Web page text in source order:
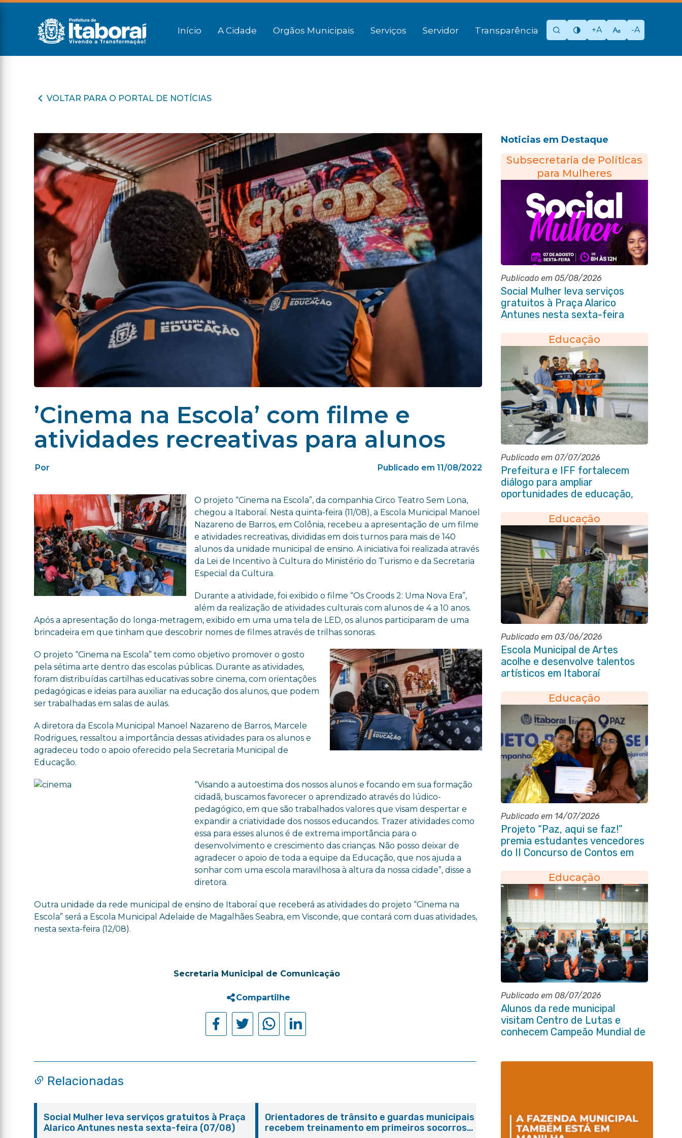
Início A Cidade Orgãos Municipais Serviços Servidor Transparência +A -A
VOLTAR PARA O PORTAL DE NOTÍCIAS
’Cinema na Escola’ com filme e
atividades recreativas para alunos
Por Publicado em 11/08/2022
O projeto “Cinema na Escola”, da companhia Circo Teatro Sem Lona,
chegou a Itaboraí. Nesta quinta-feira (11/08), a Escola Municipal Manoel
Nazareno de Barros, em Colônia, recebeu a apresentação de um filme
e atividades recreativas, divididas em dois turnos para mais de 140
alunos da unidade municipal de ensino. A iniciativa foi realizada através
da Lei de Incentivo à Cultura do Ministério do Turismo e da Secretaria
Especial da Cultura.
Durante a atividade, foi exibido o filme “Os Croods 2: Uma Nova Era”,
além da realização de atividades culturais com alunos de 4 a 10 anos.
Após a apresentação do longa-metragem, exibido em uma uma tela de LED, os alunos participaram de uma
brincadeira em que tinham que descobrir nomes de filmes através de trilhas sonoras.
O projeto “Cinema na Escola” tem como objetivo promover o gosto
pela sétima arte dentro das escolas públicas. Durante as atividades,
foram distribuídas cartilhas educativas sobre cinema, com orientações
pedagógicas e ideias para auxiliar na educação dos alunos, que podem
ser trabalhadas em salas de aulas.
A diretora da Escola Municipal Manoel Nazareno de Barros, Marcele
Rodrigues, ressaltou a importância dessas atividades para os alunos e
agradeceu todo o apoio oferecido pela Secretaria Municipal de
Educação.
“Visando a autoestima dos nossos alunos e focando em sua formação
cidadã, buscamos favorecer o aprendizado através do lúdico-
pedagógico, em que são trabalhados valores que visam despertar e
expandir a criatividade dos nossos educandos. Trazer atividades como
essa para esses alunos é de extrema importância para o
desenvolvimento e crescimento das crianças. Não posso deixar de
agradecer o apoio de toda a equipe da Educação, que nos ajuda a
sonhar com uma escola maravilhosa à altura da nossa cidade”, disse a
diretora.
Outra unidade da rede municipal de ensino de Itaboraí que receberá as atividades do projeto “Cinema na
Escola” será a Escola Municipal Adelaide de Magalhães Seabra, em Visconde, que contará com duas atividades,
nesta sexta-feira (12/08).
Secretaria Municipal de Comunicação
Compartilhe
Noticias em Destaque
Subsecretaria de Políticas
para Mulheres
Publicado em 05/08/2026
Social Mulher leva serviços
gratuitos à Praça Alarico
Antunes nesta sexta-feira
Educação
Publicado em 07/07/2026
Prefeitura e IFF fortalecem
diálogo para ampliar
oportunidades de educação,
Educação
Publicado em 03/06/2026
Escola Municipal de Artes
acolhe e desenvolve talentos
artísticos em Itaboraí
Educação
Publicado em 14/07/2026
Projeto “Paz, aqui se faz!”
premia estudantes vencedores
do II Concurso de Contos em
Educação
Publicado em 08/07/2026
Alunos da rede municipal
visitam Centro de Lutas e
conhecem Campeão Mundial de
Relacionadas
Social Mulher leva serviços gratuitos à Praça
Alarico Antunes nesta sexta-feira (07/08)
Orientadores de trânsito e guardas municipais
recebem treinamento em primeiros socorros